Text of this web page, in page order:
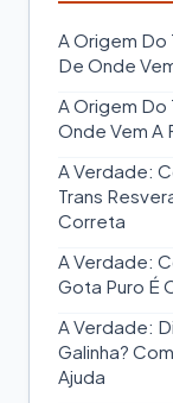
A Origem Do
De Onde
A Origem Do
Onde Vem A
A Verdade:
Trans
Correta
A Verdade:
Gota Puro É
A Verdade:
Galinha?
Ajuda